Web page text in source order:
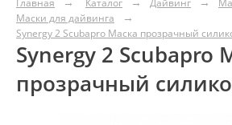
Маски для дайвинга
Synergy 2 Scubapro Маска прозрачный
Synergy 2 Scubapro
прозрачный